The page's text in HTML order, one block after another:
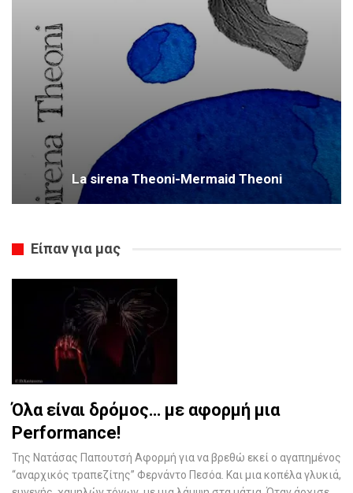
La sirena Theoni-Mermaid Theoni
Είπαν για μας
Όλα είναι δρόμος… με αφορμή μια
Performance!
Της Νατάσας Παπουτσή Αφορμή για να βρεθώ εκεί ο αγαπημένος
“αναρχικός τραπεζίτης” Φερνάντο Πεσόα. Και μια κοπέλα γλυκιά,